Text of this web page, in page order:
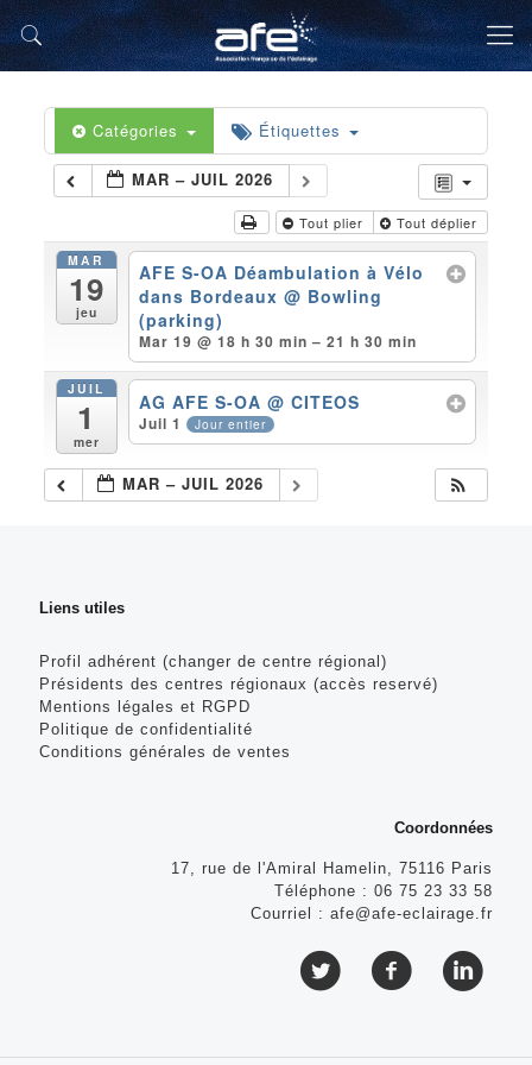
Catégories Étiquettes
MAR – JUIL 2026
Tout plier Tout déplier
MAR
19
jeu
AFE S-OA Déambulation à Vélo
dans Bordeaux@ Bowling
(parking)
Mar 19 @ 18 h 30 min – 21 h 30 min
JUIL
1
mer
AG AFE S-OA@ CITEOS
Juil 1 Jour entier
MAR – JUIL 2026
Liens utiles
Profil adhérent (changer de centre régional)
Présidents des centres régionaux (accès reservé)
Mentions légales et RGPD
Politique de confidentialité
Conditions générales de ventes
Coordonnées
17, rue de l'Amiral Hamelin, 75116 Paris
Téléphone : 06 75 23 33 58
Courriel : afe@afe-eclairage.fr